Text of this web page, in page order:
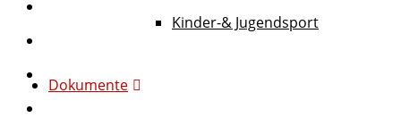
Kinder-& Jugendsport
Dokumente